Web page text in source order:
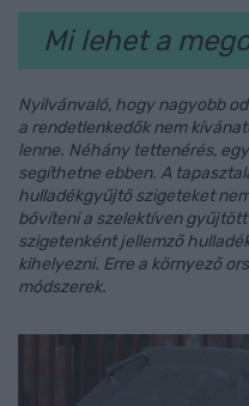
Mi lehet a
Nyilvánvaló, hogy nagyobb
a rendetlenkedők nem
lenne. Néhány tettenérés,
segíthetne ebben. A
hulladékgyűjtő szigeteket
bővíteni a szelektíven
szigetenként jellemző
kihelyezni. Erre a környező
módszerek.